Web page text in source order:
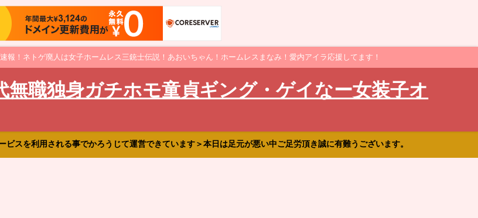
！ネトゲ廃人は女子ホームレス三銃士伝説！あおいちゃん！ホームレスまなみ！愛内アイラ応援してます！
職独身ガチホモ童貞ギング・ゲイなー女装子オ
スを利用される事でかろうじて運営できています＞本日は足元が悪い中ご足労頂き誠に有難うございます。